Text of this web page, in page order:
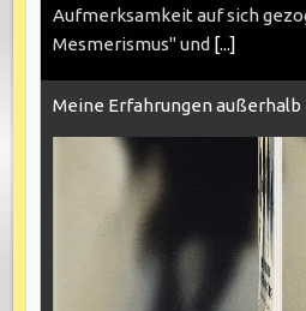
Aufmerksamkeit auf sich
Mesmerismus" und [...]
Meine Erfahrungen